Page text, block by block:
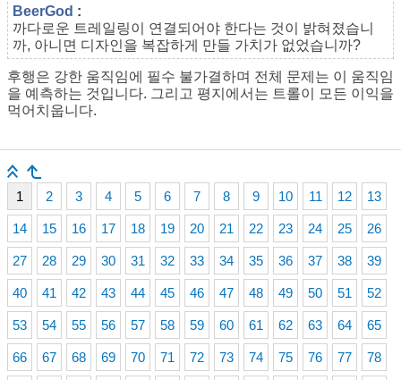
BeerGod :
까다로운 트레일링이 연결되어야 한다는 것이 밝혀졌습니
까, 아니면 디자인을 복잡하게 만들 가치가 없었습니까?
후행은 강한 움직임에 필수 불가결하며 전체 문제는 이 움직임
을 예측하는 것입니다. 그리고 평지에서는 트롤이 모든 이익을
먹어치웁니다.
1 2 3 4 5 6 7 8 9 10 11 12 13
14 15 16 17 18 19 20 21 22 23 24 25 26
27 28 29 30 31 32 33 34 35 36 37 38 39
40 41 42 43 44 45 46 47 48 49 50 51 52
53 54 55 56 57 58 59 60 61 62 63 64 65
66 67 68 69 70 71 72 73 74 75 76 77 78